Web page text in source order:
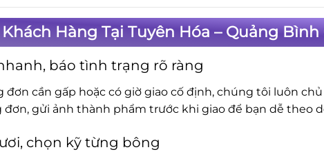
Khách Hàng Tại Tuyên Hóa – Quảng
báo tình trạng rõ ràng
đơn cần gấp hoặc có giờ giao cố định, chúng tôi luôn
gửi ảnh thành phẩm trước khi giao để bạn dễ theo
chọn kỹ từng bông